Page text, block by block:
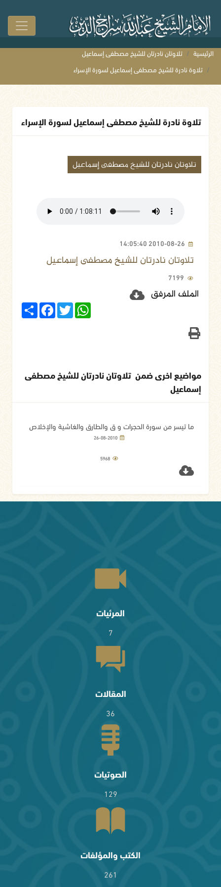
الرئيسية
تلاوتان نادرتان للشيخ مصطفى إسماعيل
تلاوة نادرة للشيخ مصطفى إسماعيل لسورة الإسراء
تلاوة نادرة للشيخ مصطفى إسماعيل لسورة الإسراء
تلاوتان نادرتان للشيخ مصطفى إسماعيل
2010-08-26 14:05:40
تلاوتان نادرتان للشيخ مصطفى إسماعيل
7199
الملف المرفق
Share
FacebookTwitter
WhatsApp
مواضيع اخرى ضمن تلاوتان نادرتان للشيخ مصطفى
إسماعيل
ما تيسر من سورة الحجرات و ق والطارق والغاشية والإخلاص
26-08-2010
5968
المرئيات
7
المقالات
36
الصوتيات
129
الكتب والمؤلفات
261